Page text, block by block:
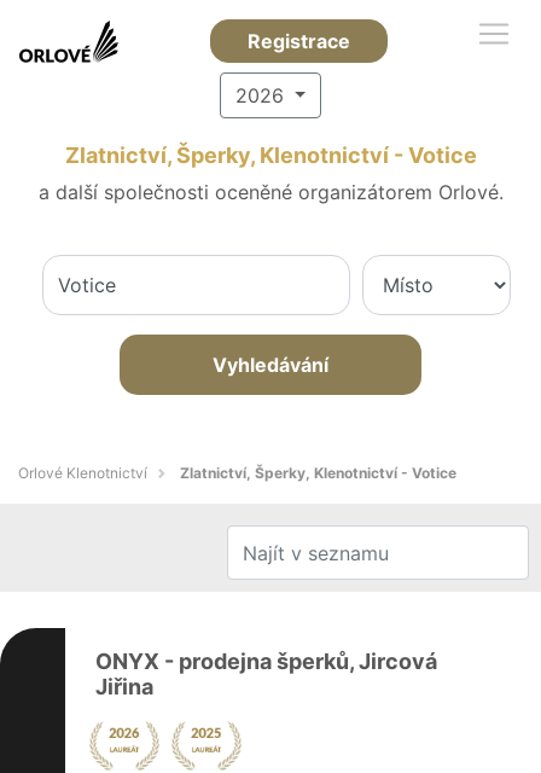
Registrace
2026
Zlatnictví, Šperky, Klenotnictví - Votice
a další společnosti oceněné organizátorem Orlové.
Vyhledávání
Orlové Klenotnictví Zlatnictví, Šperky, Klenotnictví - Votice
ONYX - prodejna šperků, Jircová
Jiřina